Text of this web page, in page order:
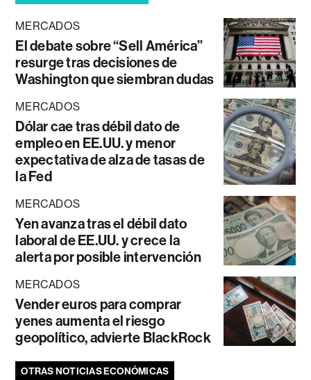
MERCADOS
El debate sobre “Sell América”
resurge tras decisiones de
Washington que siembran dudas
MERCADOS
Dólar cae tras débil dato de
empleo en EE.UU. y menor
expectativa de alza de tasas de
la Fed
MERCADOS
Yen avanza tras el débil dato
laboral de EE.UU. y crece la
alerta por posible intervención
MERCADOS
Vender euros para comprar
yenes aumenta el riesgo
geopolítico, advierte BlackRock
OTRAS NOTICIAS ECONÓMICAS